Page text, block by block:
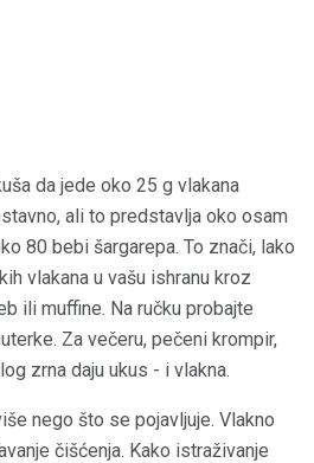
da jede oko 25 g vlakana
ali to predstavlja oko osam
80 bebi šargarepa. To znači, lako
vlakana u vašu ishranu kroz
ili muffine. Na ručku probajte
Za večeru, pečeni krompir,
zrna daju ukus - i vlakna.
nego što se pojavljuje. Vlakno
čišćenja. Kako istraživanje